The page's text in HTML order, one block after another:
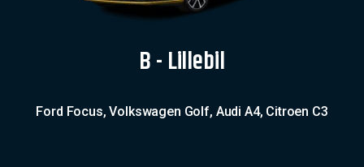
B - Lillebil
Ford Focus, Volkswagen Golf, Audi A4, Citroen C3